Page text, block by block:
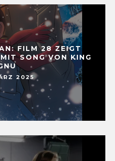
FILM 28 ZEIGT
SONG VON KING
2025